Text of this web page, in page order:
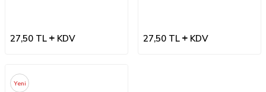
27,50 TL KDV 27,50 TL KDV
Yeni